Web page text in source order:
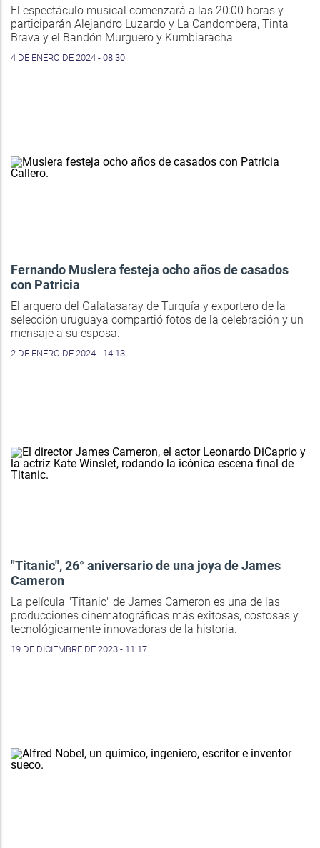
El espectáculo musical comenzará a las 20:00 horas y
participarán Alejandro Luzardo y La Candombera, Tinta
Brava y el Bandón Murguero y Kumbiaracha.
4 DE ENERO DE 2024 - 08:30
Fernando Muslera festeja ocho años de casados
con Patricia
El arquero del Galatasaray de Turquía y exportero de la
selección uruguaya compartió fotos de la celebración y un
mensaje a su esposa.
2 DE ENERO DE 2024 - 14:13
"Titanic", 26° aniversario de una joya de James
Cameron
La película "Titanic" de James Cameron es una de las
producciones cinematográficas más exitosas, costosas y
tecnológicamente innovadoras de la historia.
19 DE DICIEMBRE DE 2023 - 11:17